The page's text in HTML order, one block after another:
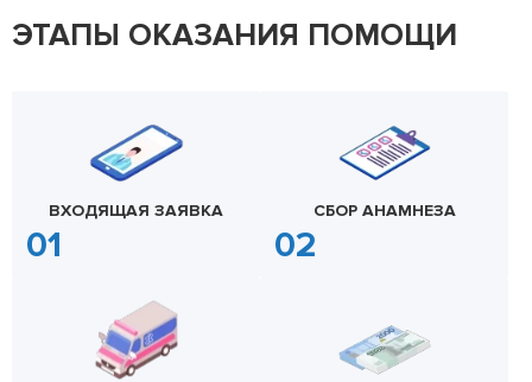
ЭТАПЫ ОКАЗАНИЯ ПОМОЩИ
ВХОДЯЩАЯ ЗАЯВКА СБОР АНАМНЕЗА